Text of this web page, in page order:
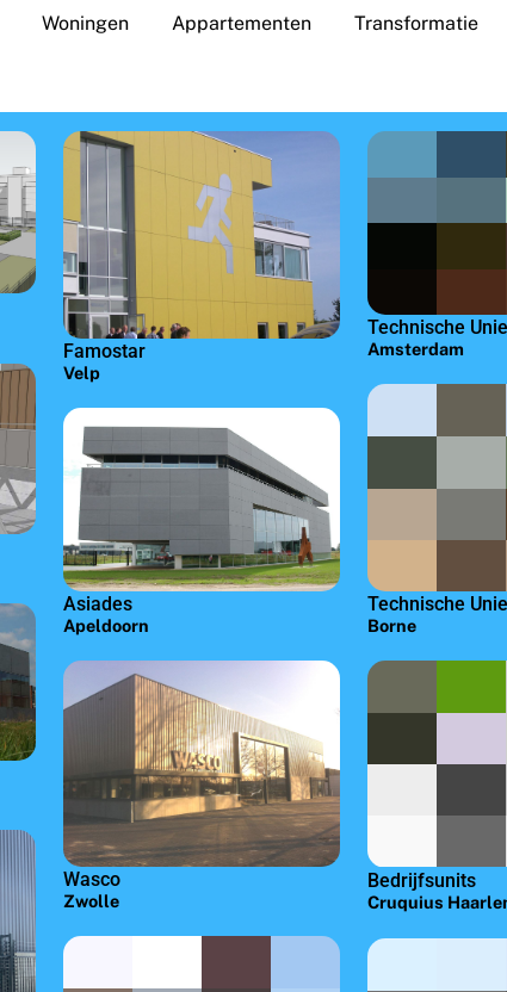
Woningen Appartementen Transformatie
Famostar
Velp
Asiades
Apeldoorn
Wasco
Zwolle
Technische Unie
Amsterdam
Technische Unie
Borne
Bedrijfsunits
Cruquius